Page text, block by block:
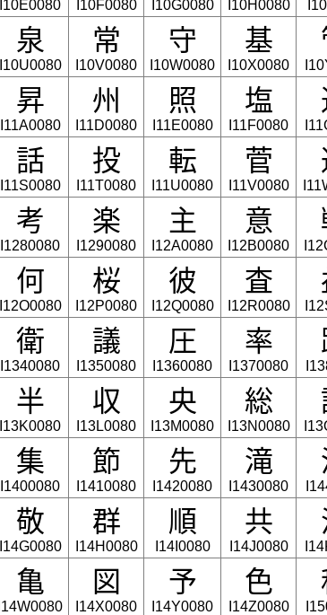
I10E0080 I10F0080 I10G0080 I10H0080
泉
I10U0080
常
I10V0080
守
I10W0080
基
I10X0080
昇
I11A0080
州
I11D0080
照
I11E0080
塩
I11F0080
話
I11S0080
投
I11T0080
転
I11U0080
菅
I11V0080
考
I1280080
楽
I1290080
主
I12A0080
意
I12B0080
何
I12O0080
桜
I12P0080
彼
I12Q0080
査
I12R0080
衛
I1340080
議
I1350080
圧
I1360080
率
I1370080
半
I13K0080
収
I13L0080
央
I13M0080
総
I13N0080
集
I1400080
節
I1410080
先
I1420080
滝
I1430080
敬
I14G0080
群
I14H0080
順
I14I0080
共
I14J0080
亀
I14W0080
図
I14X0080
予
I14Y0080
色
I14Z0080